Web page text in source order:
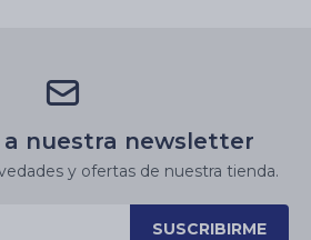
nuestra newsletter
y ofertas de nuestra tienda.
SUSCRIBIRME